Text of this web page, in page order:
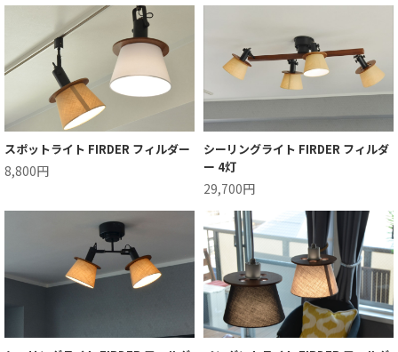
スポットライト FIRDER フィルダー
8,800円
シーリングライト FIRDER フィルダ
ー 4灯
29,700円